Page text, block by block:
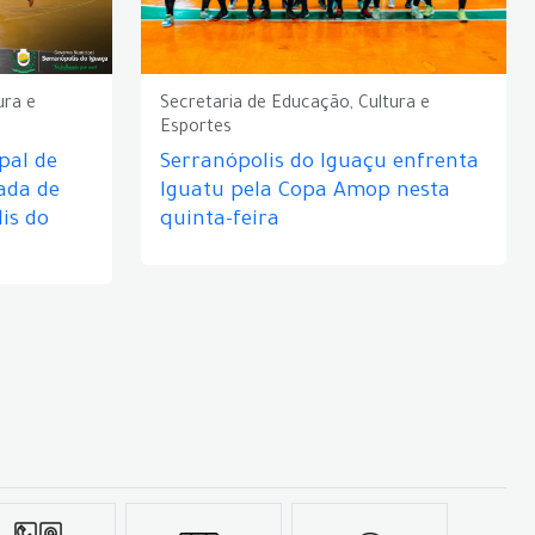
e
de
de
do
Secretaria de Educação, Cultura e
Esportes
Serranópolis do Iguaçu enfrenta
Iguatu pela Copa Amop nesta
quinta-feira